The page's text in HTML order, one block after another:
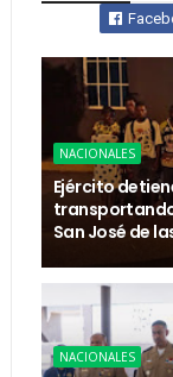
NACIONALES
Ejército
San José de
NACIONALES